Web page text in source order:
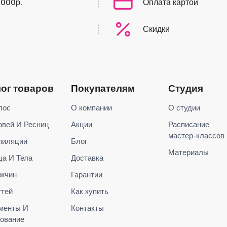
Оплата картой
Скидки
товаров
И Ресниц
И Тела
И
Покупателям
О компании
Акции
Блог
Доставка
Гарантии
Как купить
Контакты
Студия
О студии
Расписание
мастер-классов
Материалы